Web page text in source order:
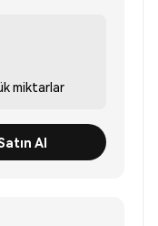
miktarlar
Al